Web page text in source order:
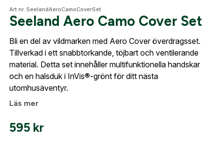
Mer
Mitt konto
Kontakta oss
Art nr. SeelandAeroCamoCoverSet
Seeland Aero Camo Cover Set
Bli en del av vildmarken med Aero Cover överdragsset.
Tillverkad i ett snabbtorkande, töjbart och ventilerande
material. Detta set innehåller multifunktionella handskar
och en halsduk i InVis®-grönt för ditt nästa
utomhusäventyr.
Läs mer
595 kr
Logga in
Logga in för att handla med dina avtalspriser, smidig
fakturabetalning och tillgång till orderhistorik.
automatiskt enligt dina inställningar.
skapat. I vår FAQ hittar du svar på de vanligaste
frågorna gällande Mitt konto.
Företag- eller Föreningsnamn: *
Org. nummer